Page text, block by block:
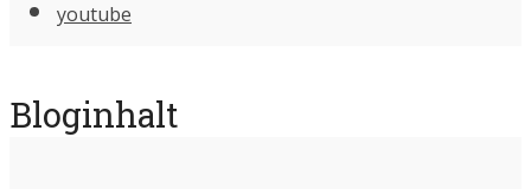
youtube
Bloginhalt